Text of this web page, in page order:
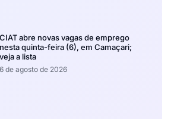
CIAT abre novas vagas de emprego
nesta quinta-feira (6), em Camaçari;
veja a lista
6 de agosto de 2026